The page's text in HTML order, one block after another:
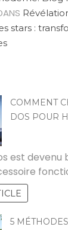
stars :
COMMENT
DOS POUR
est devenu
5